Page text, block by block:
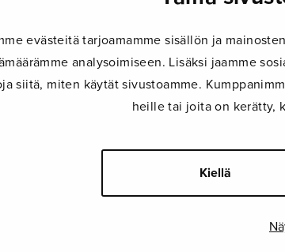
evästeitä tarjoamamme sisällön ja
analysoimiseen. Lisäksi jaamme
siitä, miten käytät sivustoamme.
heille tai joita on kerätty,
Kiellä